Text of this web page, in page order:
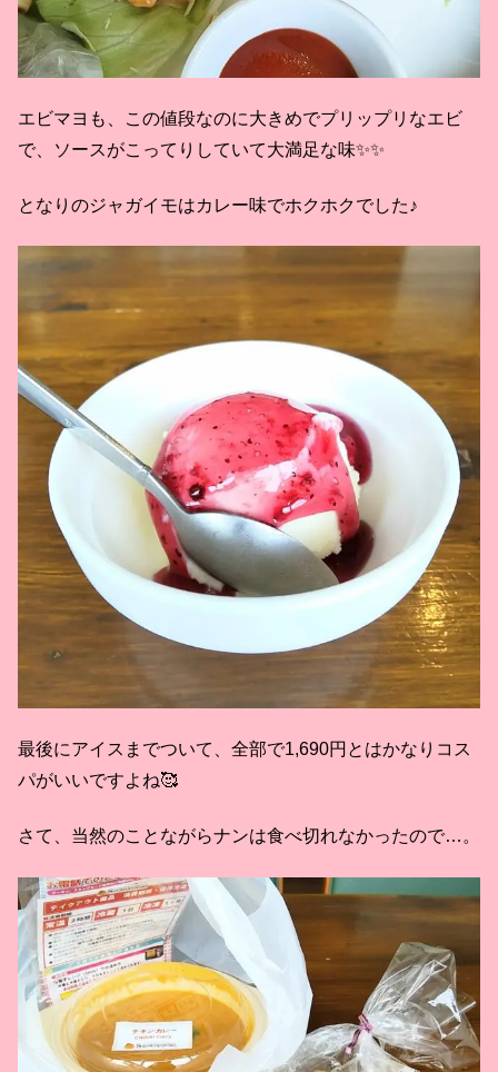
エビマヨも、この値段なのに大きめでプリップリなエビ
で、ソースがこってりしていて大満足な味✨✨
となりのジャガイモはカレー味でホクホクでした♪
最後にアイスまでついて、全部で1,690円とはかなりコス
パがいいですよね🥰
さて、当然のことながらナンは食べ切れなかったので…。